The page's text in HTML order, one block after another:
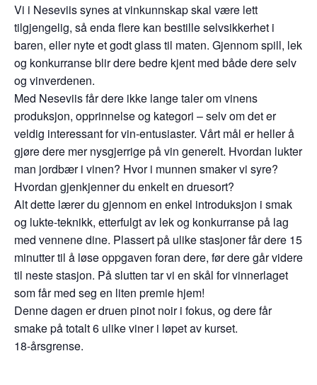
Vi i Neseviis synes at vinkunnskap skal være lett
tilgjengelig, så enda flere kan bestille selvsikkerhet i
baren, eller nyte et godt glass til maten. Gjennom spill, lek
og konkurranse blir dere bedre kjent med både dere selv
og vinverdenen.
Med Neseviis får dere ikke lange taler om vinens
produksjon, opprinnelse og kategori – selv om det er
veldig interessant for vin-entusiaster. Vårt mål er heller å
gjøre dere mer nysgjerrige på vin generelt. Hvordan lukter
man jordbær i vinen? Hvor i munnen smaker vi syre?
Hvordan gjenkjenner du enkelt en druesort?
Alt dette lærer du gjennom en enkel introduksjon i smak
og lukte-teknikk, etterfulgt av lek og konkurranse på lag
med vennene dine. Plassert på ulike stasjoner får dere 15
minutter til å løse oppgaven foran dere, før dere går videre
til neste stasjon. På slutten tar vi en skål for vinnerlaget
som får med seg en liten premie hjem!
Denne dagen er druen pinot noir i fokus, og dere får
smake på totalt 6 ulike viner i løpet av kurset.
18-årsgrense.